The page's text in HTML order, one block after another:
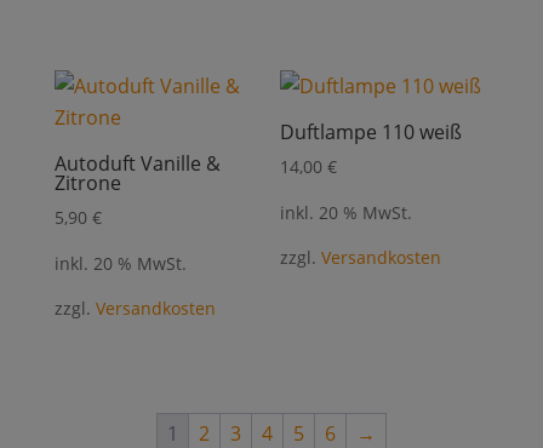
Autoduft Vanille &
Zitrone
5,90 €
inkl. 20 % MwSt.
zzgl. Versandkosten
Duftlampe 110 weiß
14,00€
inkl. 20 % MwSt.
zzgl.Versandkosten
1 2 3 4 5 6 →